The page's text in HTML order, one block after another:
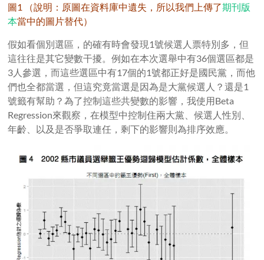
圖1 （說明：原圖在資料庫中遺失，所以我們上傳了期刊版
本當中的圖片替代）
假如看個別選區，的確有時會發現1號候選人票特別多，但
這往往是其它變數干擾。例如在本次選舉中有36個選區都是
3人參選，而這些選區中有17個的1號都正好是國民黨，而他
們也全都當選，但這究竟當選是因為是大黨候選人？還是1
號籤有幫助？為了控制這些共變數的影響，我使用Beta
Regression來觀察，在模型中控制住兩大黨、候選人性別、
年齡、以及是否爭取連任，剩下的影響則為排序效應。